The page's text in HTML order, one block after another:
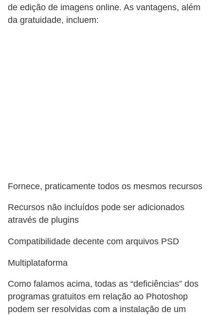
de edição de imagens online. As vantagens, além
da gratuidade, incluem:
Fornece, praticamente todos os mesmos recursos
Recursos não incluídos pode ser adicionados
através de plugins
Compatibilidade decente com arquivos PSD
Multiplataforma
Como falamos acima, todas as “deficiências” dos
programas gratuitos em relação ao Photoshop
podem ser resolvidas com a instalação de um